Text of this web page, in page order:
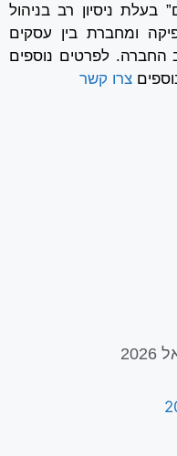
בעלת ניסיון רב בניהול
ומחברת בין עסקים
החברה. לפרטים נוספים
צרו קשר